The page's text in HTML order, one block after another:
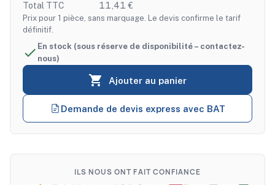
 Ajouter au panier
 En stock (sous réserve de disponibilité – contactez-
nous)
Total TTC
11,41 €
Prix pour 1 pièce, sans marquage. Le devis confirme le tarif
définitif.
Demande de devis express avec BAT
ILS NOUS ONT FAIT CONFIANCE